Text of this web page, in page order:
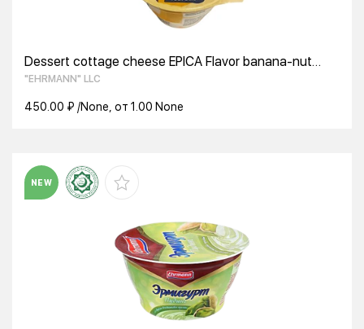
Dessert cottage cheese EPICA Flavor banana-nut
cream 7.6% BZMJ 130 g
"EHRMANN" LLC
450.00 ₽ /None, от 1.00 None
NEW